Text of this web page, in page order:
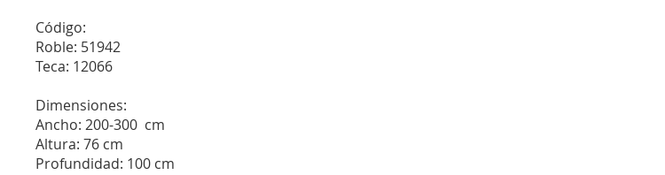
Código:
Roble: 51942
Teca: 12066
Dimensiones:
Ancho: 200-300 cm
Altura: 76 cm
Profundidad: 100 cm